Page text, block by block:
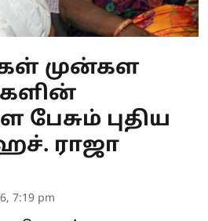
முன்கள
புதிய
ராஜா
7:19 pm